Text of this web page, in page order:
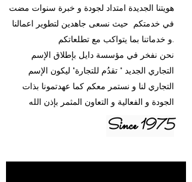
هويتنا الجديدة امتداد لجودة و خبرة سنوات مضت
في خدمتكم حيث نسعى جاهدين لتطوير اعمالنا
و خدماتنا بما يتواكب مع تطلعاتكم.
نحن نفخر في مؤسسة دايل بإطلاق الإسم
التجاري الجديد " تقدُم للتجارة" ليكون الإسم
التجاري لنا و نستمر معكم كما عهدتمونا بذات
الجودة و الفعالية و التعاون المثمر بإذن الله
Since 1975